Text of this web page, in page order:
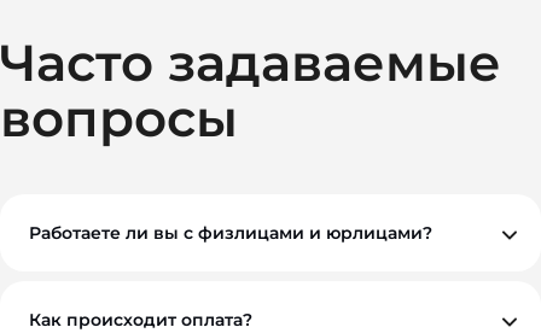
Часто задаваемые
вопросы
Работаете ли вы с физлицами и юрлицами?
Как происходит оплата?